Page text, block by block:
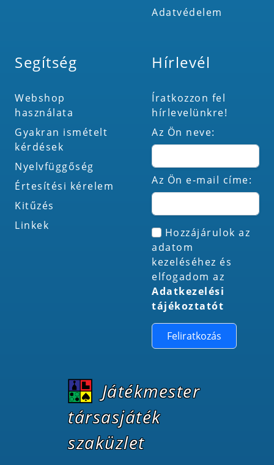
Adatvédelem
Segítség
Webshop
használata
Gyakran ismételt
kérdések
Nyelvfüggőség
Értesítési kérelem
Kitűzés
Linkek
Hírlevél
Íratkozzon fel
hírlevelünkre!
Az Ön neve:
Az Ön e-mail címe:
Hozzájárulok az
adatom
kezeléséhez és
elfogadom az
Adatkezelési
tájékoztatót
Feliratkozás
Játékmester
társasjáték
szaküzlet